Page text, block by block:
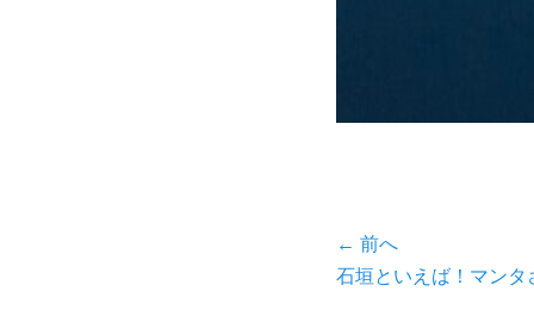
投
稿
← 前へ
前
石垣といえば！マンタ